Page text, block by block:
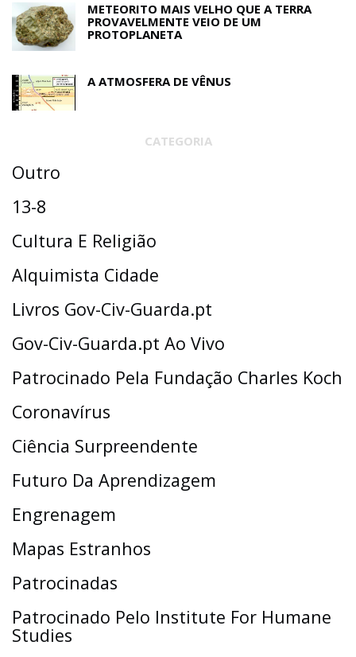
METEORITO MAIS VELHO QUE A TERRA
PROVAVELMENTE VEIO DE UM
PROTOPLANETA
A ATMOSFERA DE VÊNUS
CATEGORIA
Outro
13-8
Cultura E Religião
Alquimista Cidade
Livros Gov-Civ-Guarda.pt
Gov-Civ-Guarda.pt Ao Vivo
Patrocinado Pela Fundação Charles Koch
Coronavírus
Ciência Surpreendente
Futuro Da Aprendizagem
Engrenagem
Mapas Estranhos
Patrocinadas
Patrocinado Pelo Institute For Humane
Studies